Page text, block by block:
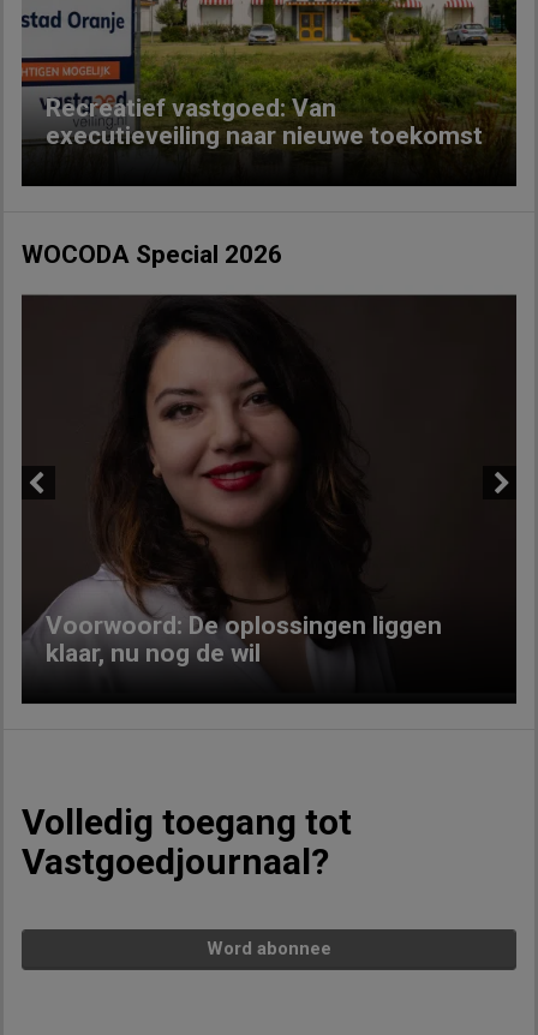
Recreatief vastgoed: Van
executieveiling naar nieuwe toekomst
WOCODA Special 2026
Voorwoord: De oplossingen liggen
klaar, nu nog de wil
Volledig toegang tot
Vastgoedjournaal?
Word abonnee